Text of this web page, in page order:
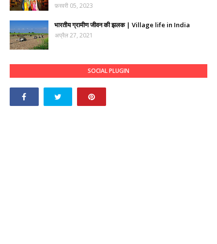
फ़रवरी 05, 2023
भारतीय ग्रामीण जीवन की झलक | Village life in India
अप्रैल 27, 2021
SOCIAL PLUGIN